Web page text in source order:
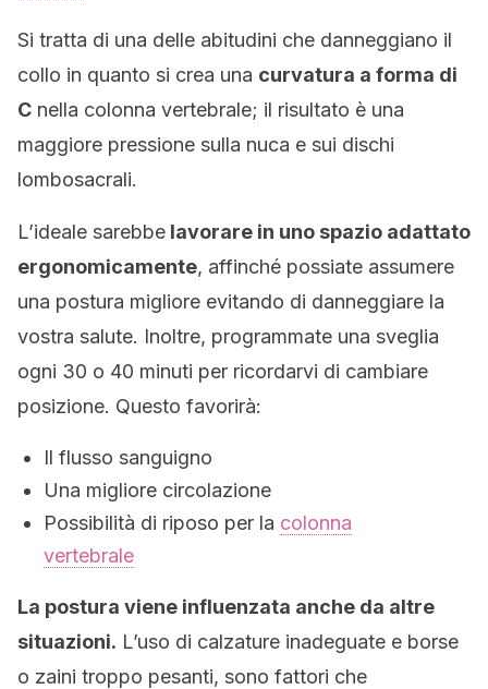
Si tratta di una delle abitudini che danneggiano il
collo in quanto si crea una curvatura a forma di
C nella colonna vertebrale; il risultato è una
maggiore pressione sulla nuca e sui dischi
lombosacrali.
L’ideale sarebbe lavorare in uno spazio adattato
ergonomicamente, affinché possiate assumere
una postura migliore evitando di danneggiare la
vostra salute. Inoltre, programmate una sveglia
ogni 30 o 40 minuti per ricordarvi di cambiare
posizione. Questo favorirà:
Il flusso sanguigno
Una migliore circolazione
Possibilità di riposo per la colonna
vertebrale
La postura viene influenzata anche da altre
situazioni. L’uso di calzature inadeguate e borse
o zaini troppo pesanti, sono fattori che